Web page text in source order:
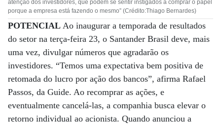
atenção dos investidores, que podem se sentir instigados a comprar o papel
porque a empresa está fazendo o mesmo” (Crédito:Thiago Bernardes)
POTENCIAL Ao inaugurar a temporada de resultados
do setor na terça-feira 23, o Santander Brasil deve, mais
uma vez, divulgar números que agradarão os
investidores. “Temos uma expectativa bem positiva de
retomada do lucro por ação dos bancos”, afirma Rafael
Passos, da Guide. Ao recomprar as ações, e
eventualmente cancelá-las, a companhia busca elevar o
retorno individual ao acionista. Quando anunciou a